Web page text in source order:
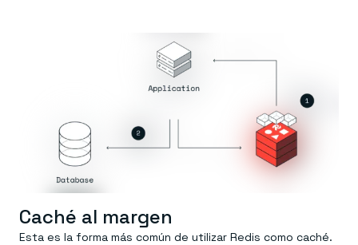
Caché al margen
Esta es la forma más común de utilizar Redis como caché.